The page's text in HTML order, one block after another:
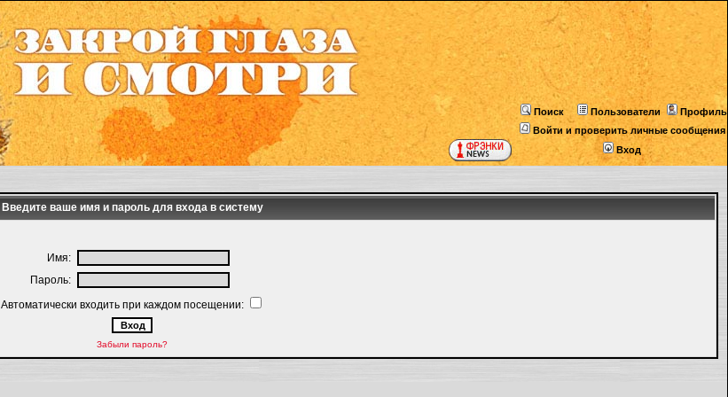
Поиск Пользователи
Профиль
Войти и проверить личные сообщения
Вход
Введите ваше имя и пароль для входа в систему
Имя:
Пароль:
Автоматически входить при каждом посещении:
Забыли пароль?